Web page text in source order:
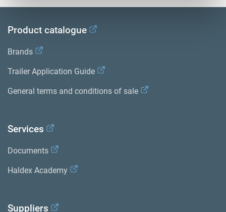
Product catalogue
Brands
Trailer Application Guide
General terms and conditions of sale
Services
Documents
Haldex Academy
Suppliers